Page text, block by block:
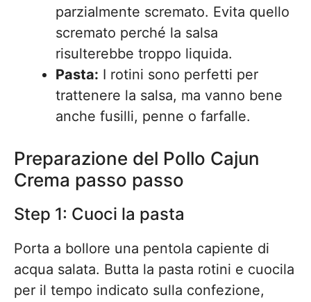
parzialmente scremato. Evita quello
scremato perché la salsa
risulterebbe troppo liquida.
Pasta: I rotini sono perfetti per
trattenere la salsa, ma vanno bene
anche fusilli, penne o farfalle.
Preparazione del Pollo Cajun
Crema passo passo
Step 1: Cuoci la pasta
Porta a bollore una pentola capiente di
acqua salata. Butta la pasta rotini e cuocila
per il tempo indicato sulla confezione,